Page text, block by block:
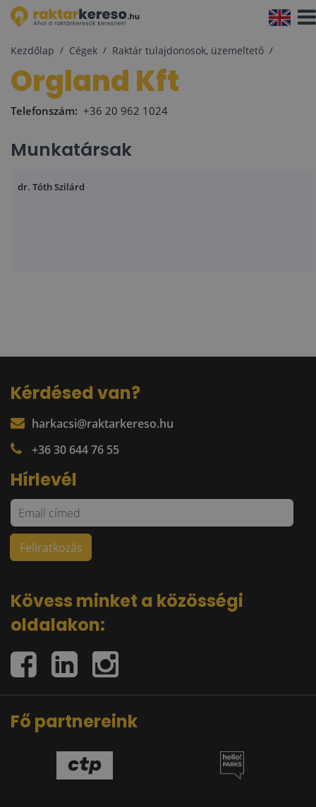
Kezdőlap Cégek Raktár tulajdonosok, üzemeltető
Orgland Kft
Telefonszám: +36 20 962 1024
Munkatársak
dr. Tóth Szilárd
Kérdésed van?
harkacsi@raktarkereso.hu
+36 30 644 76 55
Hírlevél
Kövess minket a közösségi
oldalakon:
Fő partnereink